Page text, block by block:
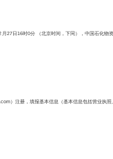
27日16时0分 （北京时间，下同），中国石化
）注册，填报基本信息（基本信息包括营业执